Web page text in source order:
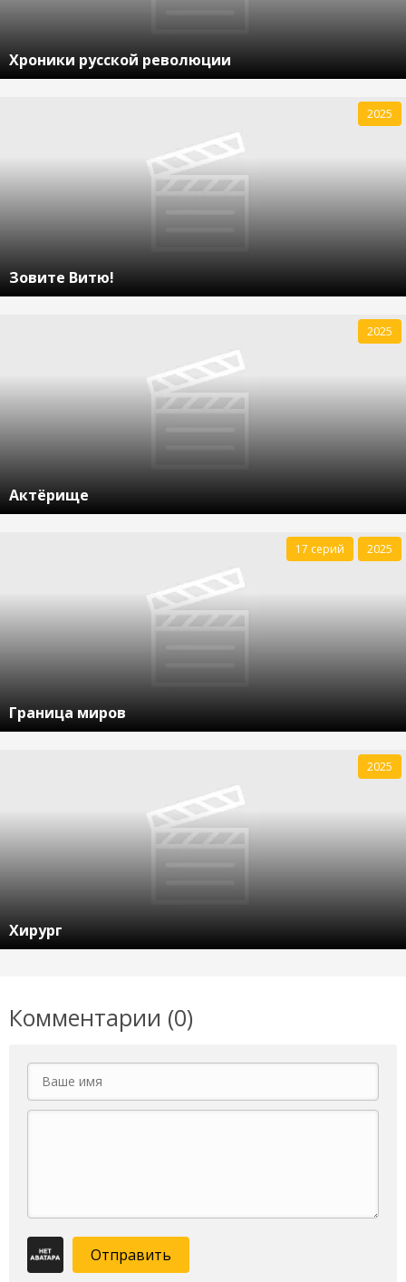
Хроники русской революции
Зовите Витю!
2025
Актёрище
2025
Граница миров
17 серий 2025
Хирург
2025
Комментарии (0)
Отправить